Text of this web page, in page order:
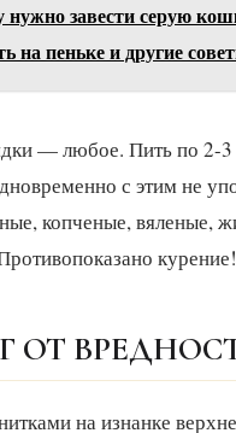
завести серую
на пеньке и другие
— любое. Пить по 2-3
с этим не
копченые, вяленые,
курение!
ОТ
на изнанке